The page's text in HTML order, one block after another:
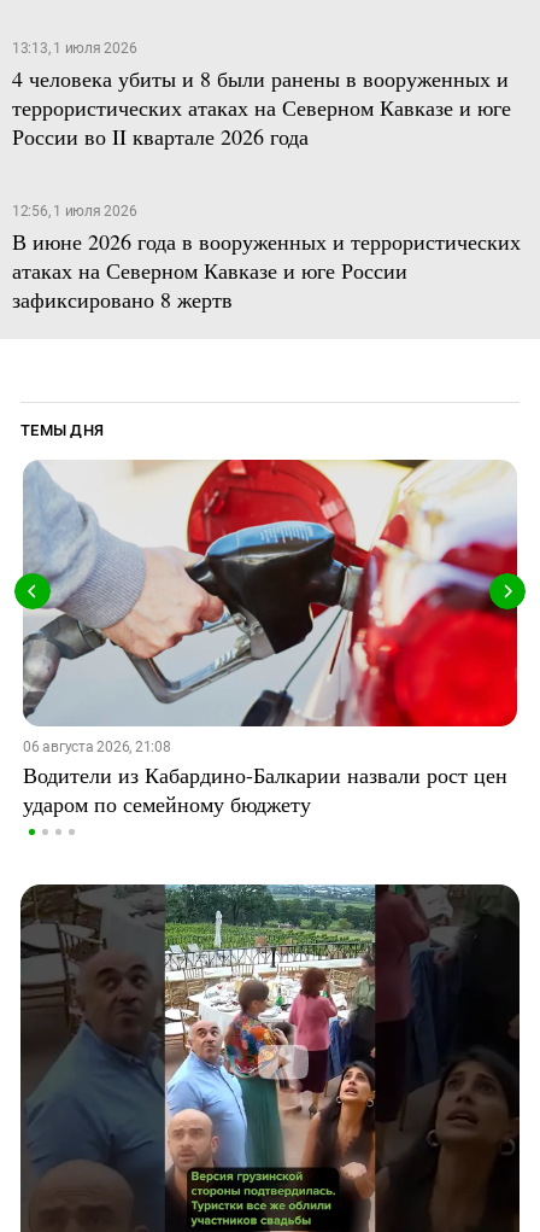
13:13, 1 июля 2026
4 человека убиты и 8 были ранены в вооруженных и
террористических атаках на Северном Кавказе и юге
России во II квартале 2026 года
12:56, 1 июля 2026
В июне 2026 года в вооруженных и террористических
атаках на Северном Кавказе и юге России
зафиксировано 8 жертв
ТЕМЫ ДНЯ
06 августа 2026, 21:08
Водители из Кабардино-Балкарии назвали рост цен
ударом по семейному бюджету